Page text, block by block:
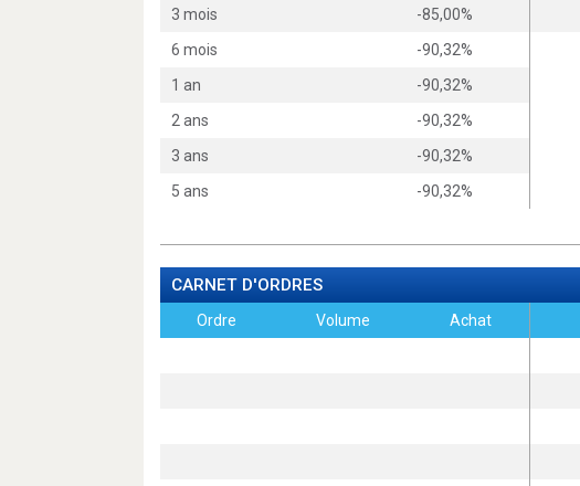
3 mois
-85,00%
6 mois
-90,32%
1 an
-90,32%
2 ans
-90,32%
3 ans
-90,32%
5 ans
-90,32%
CARNET D'ORDRES
Ordre Volume Achat